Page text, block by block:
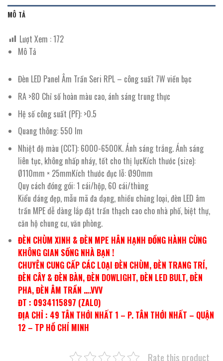
MÔ TẢ
Lượt Xem :172
Mô Tả
Đèn LED Panel Âm Trần Seri RPL – công suất 7W viền bạc
RA >80 Chỉ số hoàn màu cao, ánh sáng trung thực
Hệ số công suất (PF): >0.5
Quang thông: 550 lm
Nhiệt độ màu (CCT): 6000-6500K. Ánh sáng trắng. Ánh sáng
liên tục, không nhấp nháy, tốt cho thị lựcKích thước (size):
Ø110mm × 25mmKích thước đục lỗ: Ø90mm
Quy cách đóng gói: 1 cái/hộp, 60 cái/thùng
Kiểu dáng đẹp, mẫu mã đa dạng, nhiều chủng loại, đèn LED âm
trần MPE dễ dàng lắp đặt trần thạch cao cho nhà phố, biệt thự,
căn hộ chung cư, văn phòng.
ĐÈN CHÙM XINH & ĐÈN MPE HÂN HẠNH ĐỒNG HÀNH CÙNG
KHÔNG GIAN SỐNG NHÀ BẠN !
CHUYÊN CUNG CẤP CÁC LOẠI ĐÈN CHÙM, ĐÈN TRANG TRÍ,
ĐÈN CÂY & ĐÈN BÀN, ĐÈN DOWLIGHT, ĐÈN LED BULT, ĐÈN
PHA, ĐÈN ÂM TRẦN ….VVV
ĐT : 0934115897 (ZALO)
ĐỊA CHỈ : 49 TÂN THỚI NHẤT 1 – P. TÂN THỚI NHẤT – QUẬN
12 – TP HỒ CHÍ MINH
Rate this product